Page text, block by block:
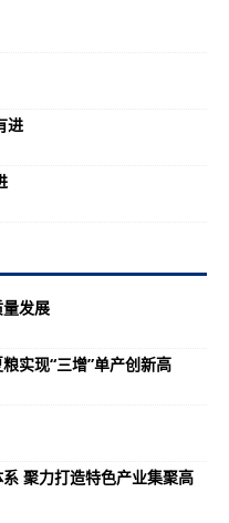
进
发展
实现“三增”单产创新高
聚力打造特色产业集聚高